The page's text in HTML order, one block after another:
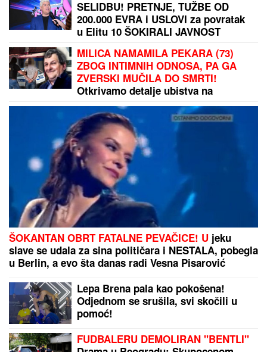
JANJUŠ SA ĆERKOM NA ADI
BOJANIProvodio se na plaži sa
Milicom Veličković, pa pokazao ŠTA
RADE KRUNA I ON: U prvom planu
tetovaža koju je posvetio naslednici
(FOTO)
PROVERE U NOMADSKIM
KAMPOVIMA:Velika akcija policije
širom Italije
PREVARENA ZA 50.000 EVRA:Emina Jahović